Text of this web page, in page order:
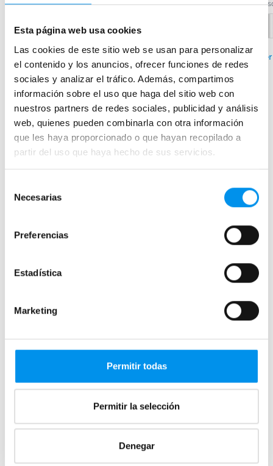
Esta página web usa cookies
Las cookies de este sitio web se usan para personalizar
el contenido y los anuncios, ofrecer funciones de redes
sociales y analizar el tráfico. Además, compartimos
información sobre el uso que haga del sitio web con
nuestros partners de redes sociales, publicidad y análisis
web, quienes pueden combinarla con otra información
que les haya proporcionado o que hayan recopilado a
partir del uso que haya hecho de sus servicios.
Necesarias
Preferencias
Estadística
Marketing
Permitir todas
Permitir la selección
Denegar
desde 101,30€/mes
Ver opciones
+ 2 COLORES DISPONIBLES
Ver opciones›
Mamparas de bañera
Frontales
Hojas o biombos de bañera
Mamparas de bañera correderas
Mamparas cuadradas
Apertura abatible